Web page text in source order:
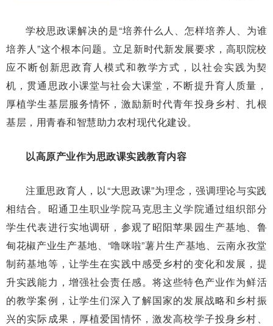
学校思政课解决的是“培养什么人、怎样培养人、为谁
培养人”这个根本问题。立足新时代新发展要求，高职院校
应不断创新思政育人模式和教学方式，以社会实践为契
机，贯通思政小课堂与社会大课堂，不断提升育人质量，
厚植学生基层服务情怀，激励新时代青年投身乡村、扎根
基层，用青春和智慧助力农村现代化建设。
以高原产业作为思政课实践教育内容
注重思政育人，以“大思政课”为理念，强调理论与实践
相结合。昭通卫生职业学院马克思主义学院通过组织部分
学生代表进行实地调研，参观了昭阳苹果园生产基地、鲁
甸花椒产业生产基地、“噜咪啦”薯片生产基地、云南永孜堂
制药基地等，让学生在实践中感受乡村的变化和发展，提
升实践能力，增强社会责任感。将这些特色产业作为鲜活
的教学案例，让学生们深入了解国家的发展战略和乡村振
兴的实际成果，厚植爱国情怀，激发高校学子投身乡村、